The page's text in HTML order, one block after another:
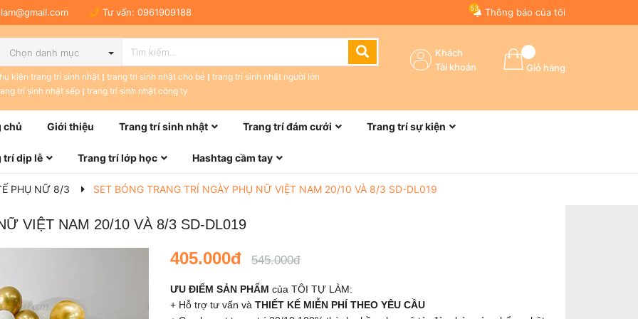
Tư vấn: 0961909188 Thông báo của tôi
53
Chọn danh mục
kiện trang trí sinh nhật trang trí sinh nhật cho bé
trang trí sinh nhật người lớn
trí sinh nhật sếp
trang trí sinh nhật công ty
Giỏ hàng
Khách
Tài khoản
chủ Giới thiệu Trang trí sinh nhật Trang trí đám cưới Trang trí sự kiện
trí dịp lễ Trang trí lớp học Hashtag cầm tay
PHỤ NỮ 8/3 SET BÓNG TRANG TRÍ NGÀY PHỤ NỮ VIỆT NAM 20/10 VÀ 8/3 SD-DL019
VIỆT NAM 20/10 VÀ 8/3 SD-DL019
405.000đ 545.000đ
ƯU ĐIỂM SẢN PHẨM của TÔI TỰ LÀM:
+ Hỗ trợ tư vấn và THIẾT KẾ MIỄN PHÍ THEO YÊU CẦU